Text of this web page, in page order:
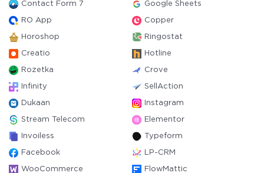
Contact Form 7 Google Sheets
RO App Copper
Horoshop Ringostat
Creatio Hotline
Rozetka Crove
Infinity SellAction
Dukaan Instagram
Stream Telecom Elementor
Invoiless Typeform
Facebook LP-CRM
WooCommerce FlowMattic